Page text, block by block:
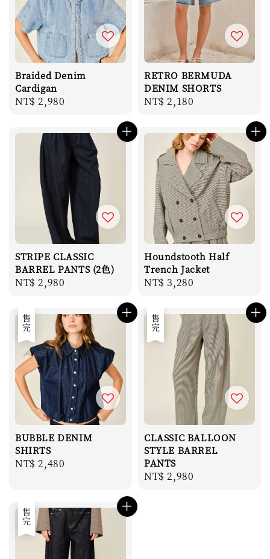
Braided Denim
Cardigan
Regular
NT$ 2,980
RETRO BERMUDA
DENIM SHORTS
Regular
NT$ 2,180
STRIPE CLASSIC
BARREL PANTS (2色)
Regular
NT$ 2,980
Houndstooth Half
Trench Jacket
Regular
NT$ 3,280
售完
BUBBLE DENIM
SHIRTS
Regular
NT$ 2,480
售完
CLASSIC BALLOON
STYLE BARREL
PANTS
Regular
NT$ 2,980
售完